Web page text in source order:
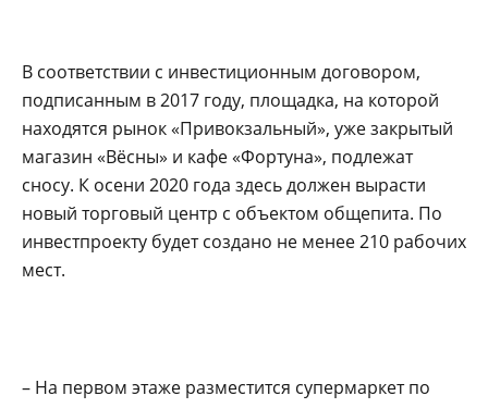
В соответствии с инвестиционным договором,
подписанным в 2017 году, площадка, на которой
находятся рынок «Привокзальный», уже закрытый
магазин «Вёсны» и кафе «Фортуна», подлежат
сносу. К осени 2020 года здесь должен вырасти
новый торговый центр с объектом общепита. По
инвестпроекту будет создано не менее 210 рабочих
мест.
– На первом этаже разместится супермаркет по